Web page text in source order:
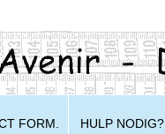
FORM. HULP NODIG?